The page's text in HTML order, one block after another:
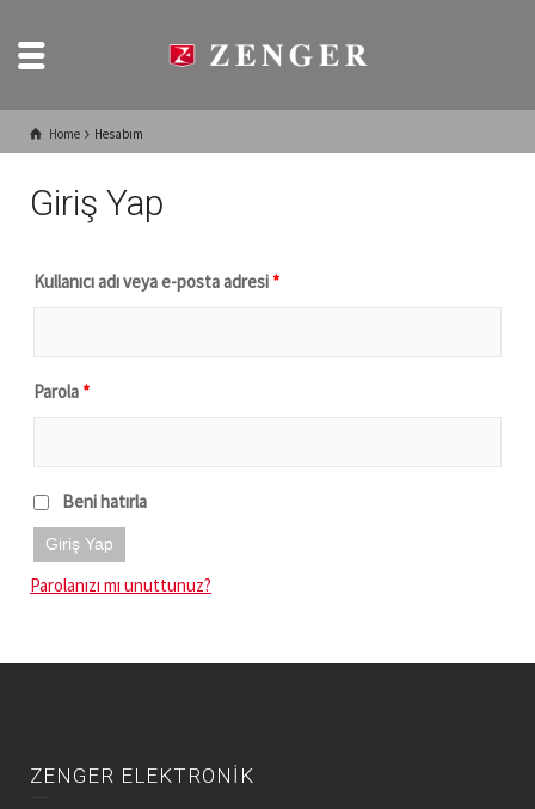
Home Hesabım
Giriş Yap
Kullanıcı adı veya e-posta adresi *
Parola *
Beni hatırla
Giriş Yap
Parolanızı mı unuttunuz?
ZENGER ELEKTRONİK